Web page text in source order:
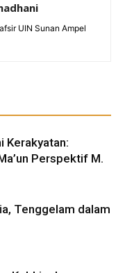
UIN Sunan Ampel
Kerakyatan:
Perspektif M.
Tenggelam dalam